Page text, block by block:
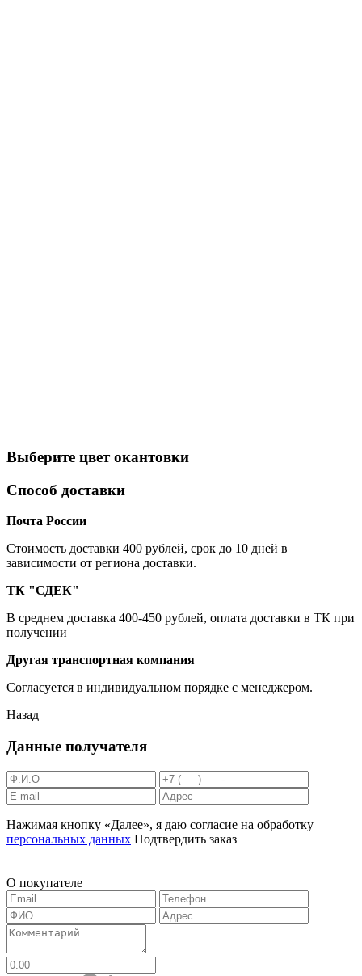
Выберите цвет окантовки
Способ доставки
Почта России
Cтоимость доставки 400 рублей, срок до 10 дней в
зависимости от региона доставки.
ТК "СДЕК"
В среднем доставка 400-450 рублей, оплата доставки в ТК при
получении
Другая транспортная компания
Согласуется в индивидуальном порядке с менеджером.
Назад
Данные получателя
Нажимая кнопку «Далее», я даю согласие на обработку
персональных данных Подтвердить заказ
О покупателе